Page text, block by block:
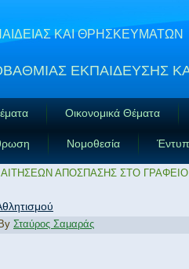
ΕΚΠΑΙΔΕΥΣΗΣ
ΚΑΙ ΘΡΗΣΚΕΥΜΑΤΩΝ
Οικονομικά Θέματα
Νομοθεσία
ΑΠΟΣΠΑΣΗΣ ΣΤΟ
By Σταύρος Σαμαράς